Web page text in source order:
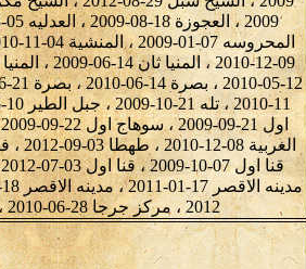
2012 ، مركز جرجا 28-06-2010 ، ميت دمسيس 16-10-2009 ، نقادة 04-01-2009